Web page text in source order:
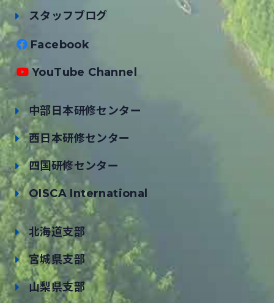
スタッフブログ
Facebook
YouTube Channel
中部日本研修センター
西日本研修センター
四国研修センター
OISCA International
北海道支部
宮城県支部
山梨県支部